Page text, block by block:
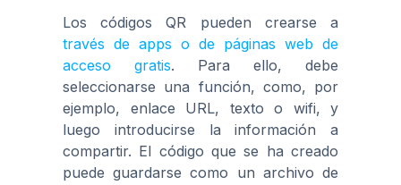
Los códigos QR pueden crearse a
través de apps o de páginas web de
acceso gratis. Para ello, debe
seleccionarse una función, como, por
ejemplo, enlace URL, texto o wifi, y
luego introducirse la información a
compartir. El código que se ha creado
puede guardarse como un archivo de